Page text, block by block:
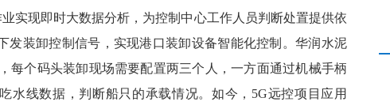
实现即时大数据分析，为控制中心工作人员判断处置提供依
发装卸控制信号，实现港口装卸设备智能化控制。华润水泥
每个码头装卸现场需要配置两三个人，一方面通过机械手柄
水线数据，判断船只的承载情况。如今，5G远控项目应用